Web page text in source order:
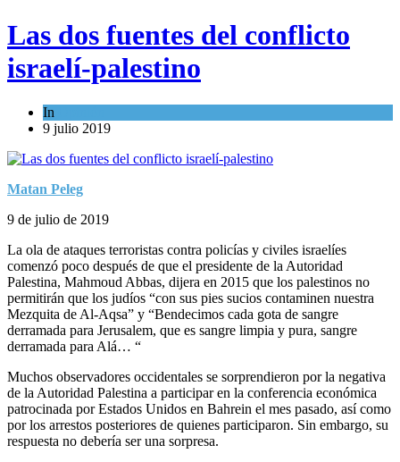
Las dos fuentes del conflicto
israelí-palestino
In
9 julio 2019
Matan Peleg
9 de julio de 2019
La ola de ataques terroristas contra policías y civiles israelíes
comenzó poco después de que el presidente de la Autoridad
Palestina, Mahmoud Abbas, dijera en 2015 que los palestinos no
permitirán que los judíos “con sus pies sucios contaminen nuestra
Mezquita de Al-Aqsa” y “Bendecimos cada gota de sangre
derramada para Jerusalem, que es sangre limpia y pura, sangre
derramada para Alá… “
Muchos observadores occidentales se sorprendieron por la negativa
de la Autoridad Palestina a participar en la conferencia económica
patrocinada por Estados Unidos en Bahrein el mes pasado, así como
por los arrestos posteriores de quienes participaron. Sin embargo, su
respuesta no debería ser una sorpresa.